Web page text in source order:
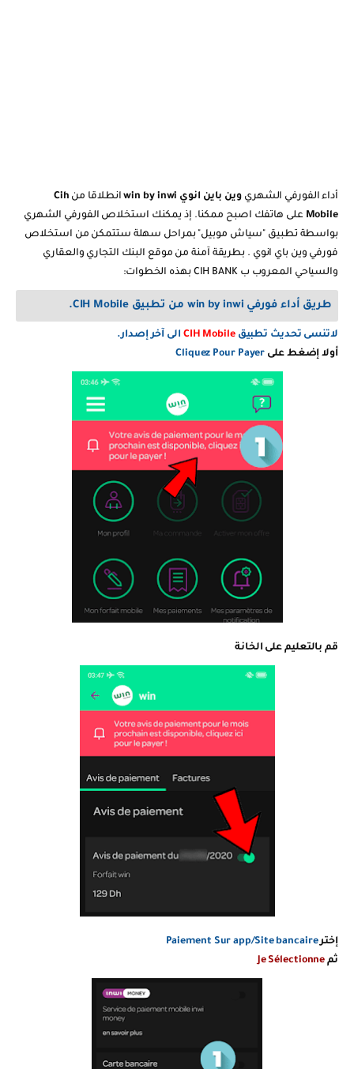
أداء الفورفي الشهري وين باين انوي win by inwi انطلاقا من Cih
Mobile على هاتفك اصبح ممكنا. إذ يمكنك استخلاص الفورفي الشهري
بواسطة تطبيق "سياش موبيل" بمراحل سهلة ستتمكن من استخلاص
فورفي وين باي انوي . بطريقة آمنة من موقع البنك التجاري والعقاري
والسياحي المعروب ب CIH BANK بهذه الخطوات:
طريق أداء فورفي win by inwi من تطبيق CIH Mobile.
لاتنسى تحديث تطبيقCIH Mobile الى آخر إصدار.
أولا إضغط على
قم بالتعليم على الخانة
إخترPaiement Sur app/Site bancaire
ثم Je Sélectionne